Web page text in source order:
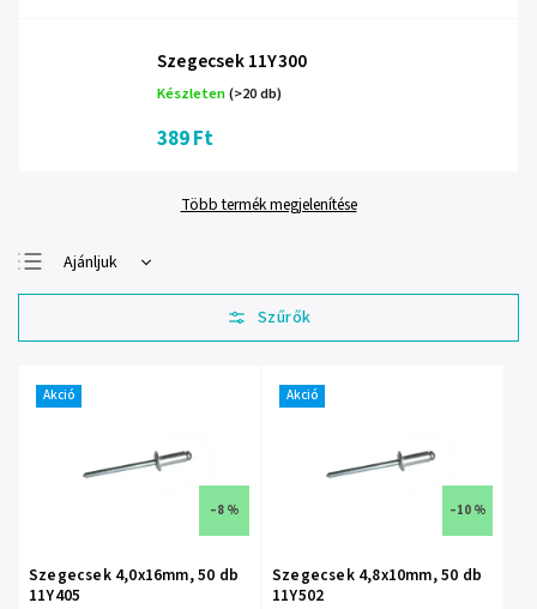
Szegecsek 11Y300
Készleten(>20 db)
389 Ft
Több termék megjelenítése
Ajánljuk
Legolcsóbb elöl
Legdrágább
termékek
Akció
–8 %
Szegecsek 4,0x16mm, 50 db
11Y405
Akció
–10 %
Szegecsek 4,8x10mm, 50 db
11Y502